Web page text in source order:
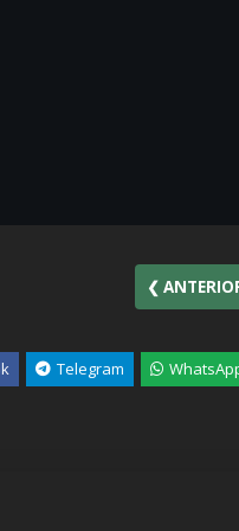
❮
Telegram